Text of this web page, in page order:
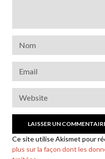
Ce site utilise Akismet pour
plus sur la façon dont les